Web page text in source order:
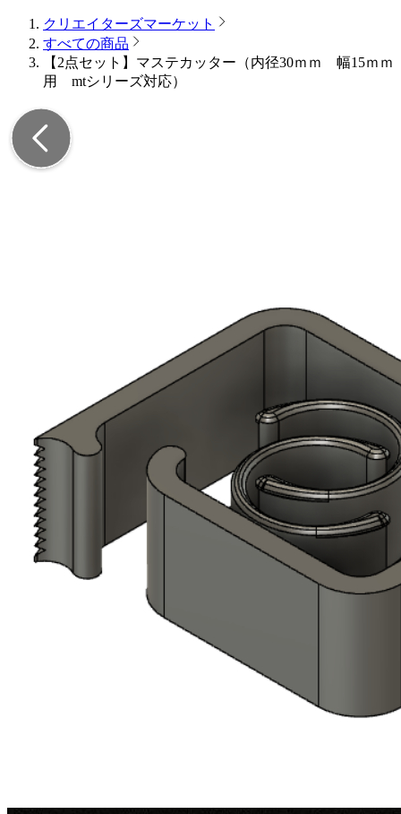
クリエイターズマーケット
すべての商品
【2点セット】マステカッター（内径30ｍｍ 幅15ｍｍ
用 mtシリーズ対応）